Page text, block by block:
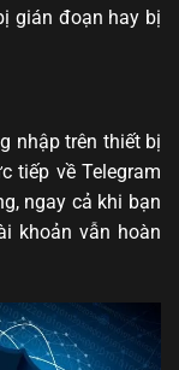
gián đoạn hay bị
nhập trên thiết bị
tiếp về Telegram
ngay cả khi bạn
khoản vẫn hoàn